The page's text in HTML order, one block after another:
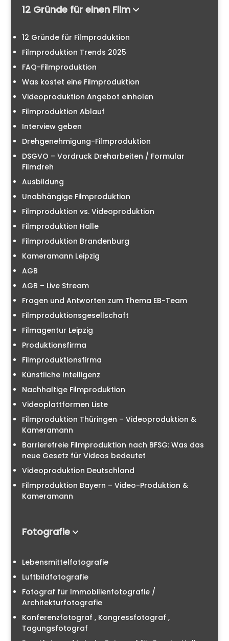
12 Gründe für einen Film
12 Gründe für Filmproduktion
Filmproduktion Trends 2025
FAQ-Filmproduktion
Was kostet eine Filmproduktion
Videoproduktion Angebot einholen
Filmproduktion Ablauf
Interview geben
Drehgenehmigung-Filmproduktion
DSGVO – Vordruck Dreharbeiten / Formular
Filmdreh
Ausbildung
Unabhängige Filmproduktion
Filmproduktion vs. Videoproduktion
Filmproduktion Halle
Filmproduktion Brandenburg
Kameramann Leipzig
AGB
AGB – Live Stream
Fragen und Antworten zum Thema EB-Team
Filmproduktionsgesellschaft
Filmagentur Leipzig
Produktionsfirma
Filmproduktionsfirma
Künstliche Intelligenz
Nachhaltige Filmproduktion
Videoplattformen Liste
Filmproduktion Thüringen – Videoproduktion &
Kameramann
Barrierefreie Filmproduktion nach BFSG: Was das
neue Gesetz für Videos bedeutet
Videoproduktion Deutschland
Filmproduktion Bayern – Video-Produktion &
Kameramann
Fotografie
Lebensmittelfotografie
Luftbildfotografie
Fotograf für Immobilienfotografie /
Architekturfotografie
Konferenzfotograf , Kongressfotograf ,
Tagungsfotograf